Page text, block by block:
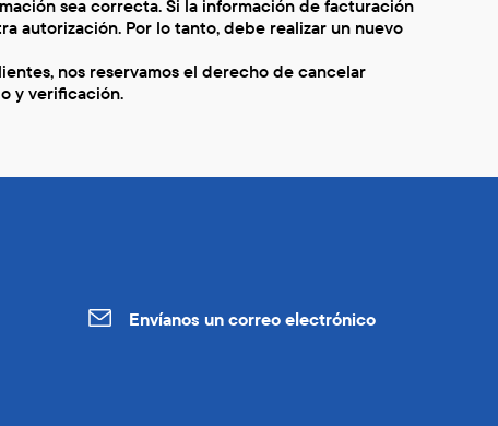
sea correcta. Si la información de facturación
autorización. Por lo tanto, debe realizar un nuevo
nos reservamos el derecho de cancelar
y verificación.
Envíanos un correo electrónico